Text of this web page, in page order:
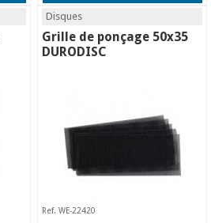
Disques
Grille de ponçage 50x35
DURODISC
Ref. WE-22420